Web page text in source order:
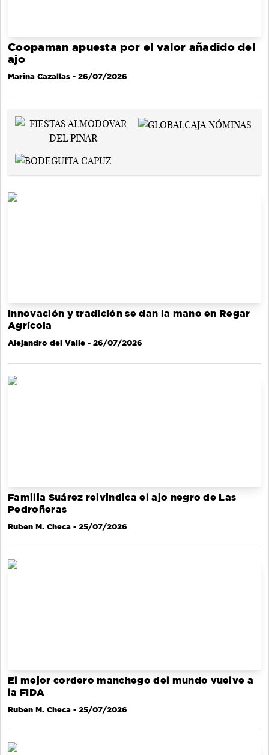
Coopaman apuesta por el valor añadido del
ajo
Marina Cazallas - 26/07/2026
Innovación y tradición se dan la mano en Regar
Agrícola
Alejandro del Valle - 26/07/2026
Familia Suárez reivindica el ajo negro de Las
Pedroñeras
Ruben M. Checa - 25/07/2026
El mejor cordero manchego del mundo vuelve a
la FIDA
Ruben M. Checa - 25/07/2026